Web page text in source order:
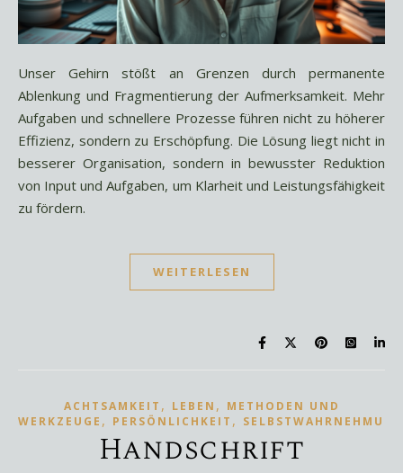
Unser Gehirn stößt an Grenzen durch permanente
Ablenkung und Fragmentierung der Aufmerksamkeit. Mehr
Aufgaben und schnellere Prozesse führen nicht zu höherer
Effizienz, sondern zu Erschöpfung. Die Lösung liegt nicht in
besserer Organisation, sondern in bewusster Reduktion
von Input und Aufgaben, um Klarheit und Leistungsfähigkeit
zu fördern.
WEITERLESEN
ACHTSAMKEIT , LEBEN , METHODEN UND
WERKZEUGE , PERSÖNLICHKEIT ,
Handschrift